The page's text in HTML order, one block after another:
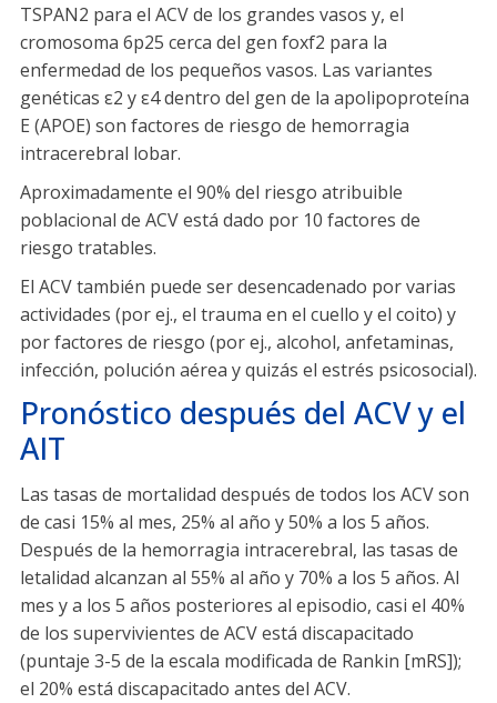
TSPAN2 para el ACV de los grandes vasos y, el
cromosoma 6p25 cerca del gen foxf2 para la
enfermedad de los pequeños vasos. Las variantes
genéticas ε2 y ε4 dentro del gen de la apolipoproteína
E (APOE) son factores de riesgo de hemorragia
intracerebral lobar.
Aproximadamente el 90% del riesgo atribuible
poblacional de ACV está dado por 10 factores de
riesgo tratables.
El ACV también puede ser desencadenado por varias
actividades (por ej., el trauma en el cuello y el coito) y
por factores de riesgo (por ej., alcohol, anfetaminas,
infección, polución aérea y quizás el estrés psicosocial).
Pronóstico después del ACV y el
AIT
Las tasas de mortalidad después de todos los ACV son
de casi 15% al mes, 25% al año y 50% a los 5 años.
Después de la hemorragia intracerebral, las tasas de
letalidad alcanzan al 55% al año y 70% a los 5 años. Al
mes y a los 5 años posteriores al episodio, casi el 40%
de los supervivientes de ACV está discapacitado
(puntaje 3-5 de la escala modificada de Rankin [mRS]);
el 20% está discapacitado antes del ACV.